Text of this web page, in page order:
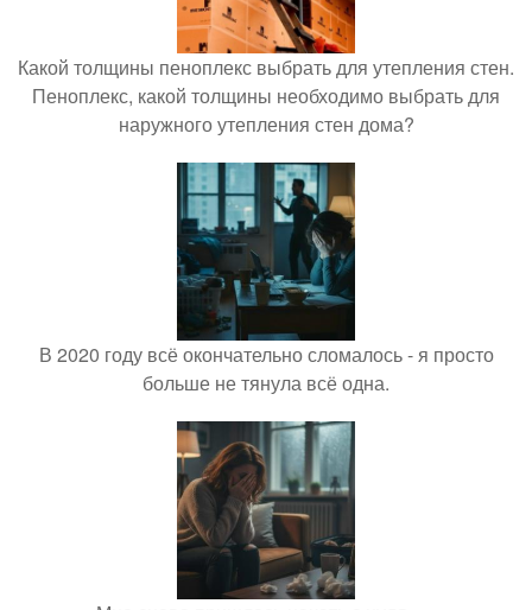
Какой толщины пеноплекс выбрать для утепления стен.
Пеноплекс, какой толщины необходимо выбрать для
наружного утепления стен дома?
В 2020 году всё окончательно сломалось - я просто
больше не тянула всё одна.